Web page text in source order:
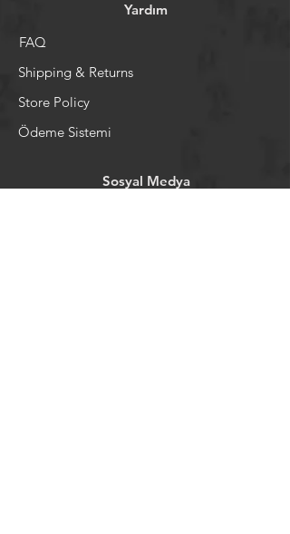
Yardım
FAQ
Shipping & Returns
Store Policy
Ödeme Sistemi
Sosyal Medya